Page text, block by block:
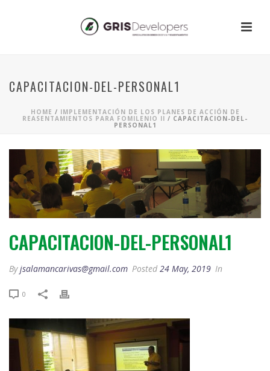
CAPACITACION-DEL-PERSONAL1
HOME / IMPLEMENTACIÓN DE LOS PLANES DE ACCIÓN DE
REASENTAMIENTOS PARA FOMILENIO II / CAPACITACION-DEL-
PERSONAL1
CAPACITACION-DEL-PERSONAL1
Byjsalamancarivas@gmail.com Posted 24 May, 2019 In
0